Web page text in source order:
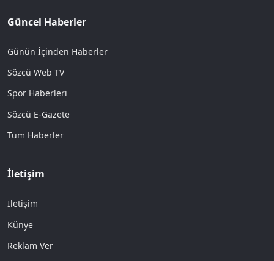
Güncel Haberler
Günün İçinden Haberler
Sözcü Web TV
Spor Haberleri
Sözcü E-Gazete
Tüm Haberler
İletişim
İletişim
Künye
Reklam Ver